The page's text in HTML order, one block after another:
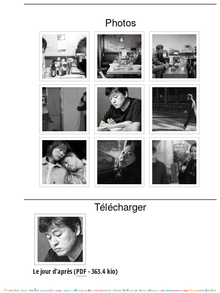
Photos
Télécharger
Le jour d’après(PDF-363.4 kio)